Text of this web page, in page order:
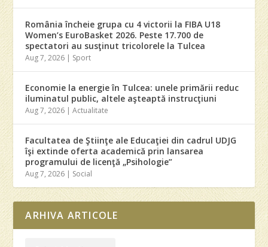
România încheie grupa cu 4 victorii la FIBA U18
Women’s EuroBasket 2026. Peste 17.700 de
spectatori au susţinut tricolorele la Tulcea
Aug 7, 2026 | Sport
Economie la energie în Tulcea: unele primării reduc
iluminatul public, altele aşteaptă instrucţiuni
Aug 7, 2026 |Actualitate
Facultatea de Ştiinţe ale Educaţiei din cadrul UDJG
îşi extinde oferta academică prin lansarea
programului de licenţă „Psihologie”
Aug 7, 2026 | Social
ARHIVA ARTICOLE